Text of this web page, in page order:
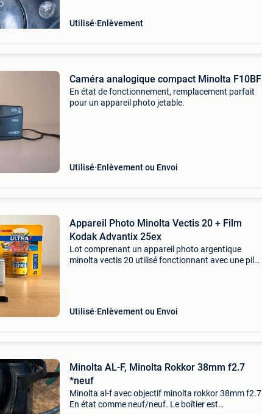
Utilisé Enlèvement
Caméra analogique compact Minolta F10BF
En état de fonctionnement, remplacement parfait
pour un appareil photo jetable.
Utilisé Enlèvement ou Envoi
Appareil Photo Minolta Vectis 20 + Film
Kodak Advantix 25ex
Lot comprenant un appareil photo argentique
minolta vectis 20 utilisé fonctionnant avec une pile
Utilisé Enlèvement ou Envoi
Minolta AL-F, Minolta Rokkor 38mm f2.7
*neuf
Minolta al-f avec objectif minolta rokkor 38mm f2.7
En état comme neuf/neuf. Le boîtier est